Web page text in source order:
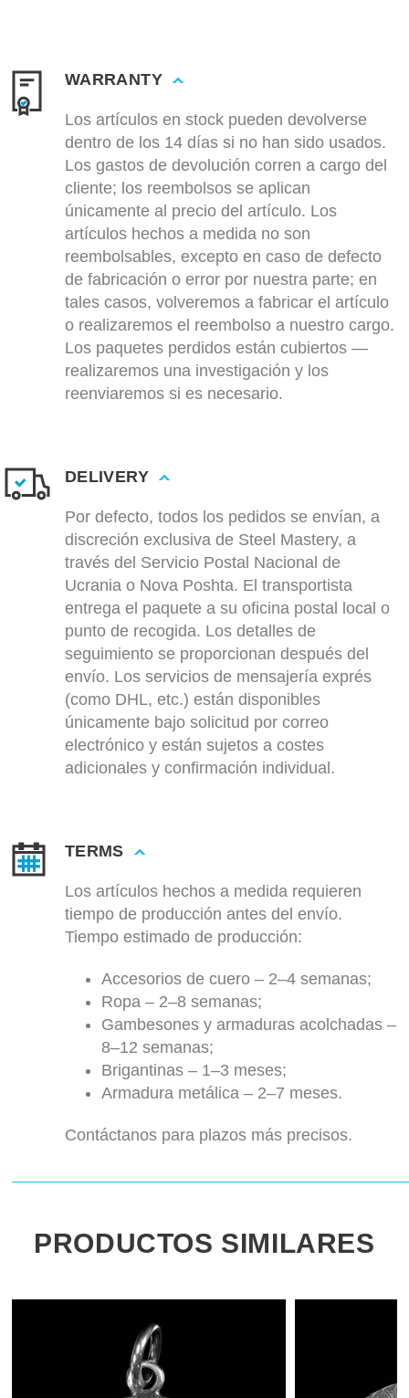
WARRANTY
Los artículos en stock pueden devolverse
dentro de los 14 días si no han sido usados.
Los gastos de devolución corren a cargo del
cliente; los reembolsos se aplican
únicamente al precio del artículo. Los
artículos hechos a medida no son
reembolsables, excepto en caso de defecto
de fabricación o error por nuestra parte; en
tales casos, volveremos a fabricar el artículo
o realizaremos el reembolso a nuestro cargo.
Los paquetes perdidos están cubiertos —
realizaremos una investigación y los
reenviaremos si es necesario.
DELIVERY
Por defecto, todos los pedidos se envían, a
discreción exclusiva de Steel Mastery, a
través del Servicio Postal Nacional de
Ucrania o Nova Poshta. El transportista
entrega el paquete a su oficina postal local o
punto de recogida. Los detalles de
seguimiento se proporcionan después del
envío. Los servicios de mensajería exprés
(como DHL, etc.) están disponibles
únicamente bajo solicitud por correo
electrónico y están sujetos a costes
adicionales y confirmación individual.
TERMS
Los artículos hechos a medida requieren
tiempo de producción antes del envío.
Tiempo estimado de producción:
Accesorios de cuero – 2–4 semanas;
Ropa – 2–8 semanas;
Gambesones y armaduras acolchadas –
8–12 semanas;
Brigantinas – 1–3 meses;
Armadura metálica – 2–7 meses.
Contáctanos para plazos más precisos.
PRODUCTOS SIMILARES